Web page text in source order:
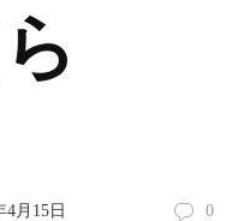
4月15日 0